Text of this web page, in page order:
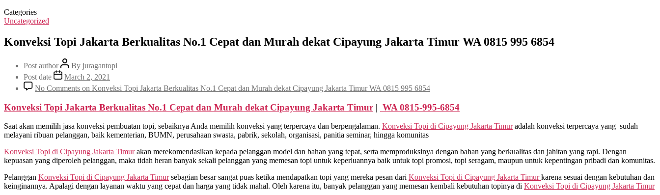
Categories
Uncategorized
Konveksi Topi Jakarta Berkualitas No.1 Cepat dan Murah dekat Cipayung Jakarta Timur WA 0815 995 6854
Post author By juragantopi
Post date
March 2, 2021
No Comments on Konveksi Topi Jakarta Berkualitas No.1 Cepat dan Murah dekat Cipayung Jakarta Timur WA 0815 995 6854
Konveksi Topi Jakarta Berkualitas No.1 Cepat dan Murah dekat Cipayung Jakarta Timur | WA 0815-995-6854
Saat akan memilih jasa konveksi pembuatan topi, sebaiknya Anda memilih konveksi yang terpercaya dan berpengalaman. Konveksi Topi di Cipayung Jakarta Timuradalah konveksi terpercaya yang sudah
melayani ribuan pelanggan, baik kementerian, BUMN, perusahaan swasta, pabrik, sekolah, organisasi, panitia seminar, hingga komunitas
Konveksi Topi di Cipayung Jakarta Timurakan merekomendasikan kepada pelanggan model dan bahan yang tepat, serta memproduksinya dengan bahan yang berkualitas dan jahitan yang rapi. Dengan
kepuasan yang diperoleh pelanggan, maka tidah heran banyak sekali pelanggan yang memesan topi untuk keperluannya baik untuk topi promosi, topi seragam, maupun untuk kepentingan pribadi dan komunitas.
Pelanggan Konveksi Topi di Cipayung Jakarta Timursebagian besar sangat puas ketika mendapatkan topi yang mereka pesan dari Konveksi Topi di Cipayung Jakarta Timur karena sesuai dengan kebutuhan dan
keinginannya. Apalagi dengan layanan waktu yang cepat dan harga yang tidak mahal. Oleh karena itu, banyak pelanggan yang memesan kembali kebutuhan topinya di Konveksi Topi di Cipayung Jakarta Timur